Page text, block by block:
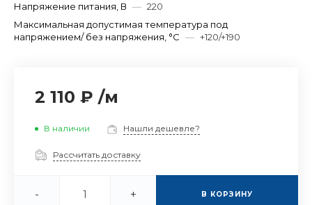
Напряжение питания, В — 220
Максимальная допустимая температура под
напряжением/ без напряжения, °C — +120/+190
2 110 ₽ /м
В наличии Нашли дешевле?
Рассчитать доставку
- + В КОРЗИНУ